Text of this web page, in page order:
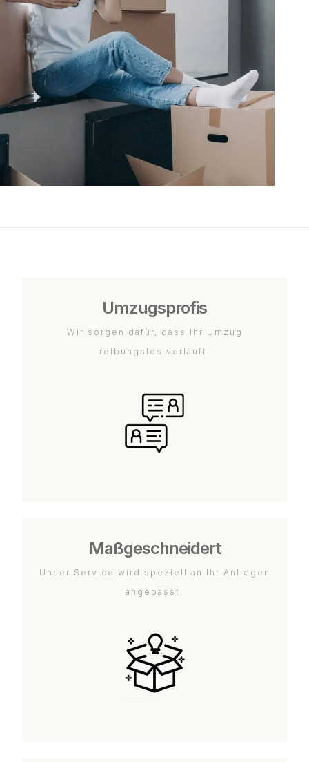
Umzugsprofis
Wir sorgen dafür, dass Ihr Umzug
reibungslos verläuft.
Maßgeschneidert
Unser Service wird speziell an Ihr Anliegen
angepasst.